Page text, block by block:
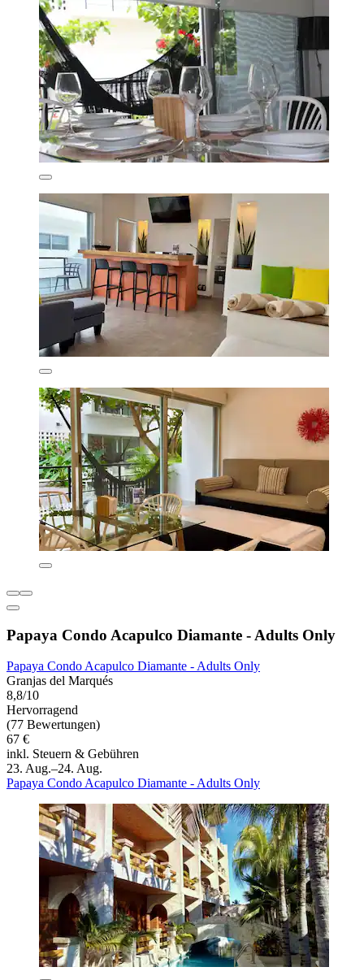
Papaya Condo Acapulco Diamante - Adults Only
Papaya Condo Acapulco Diamante - Adults Only
Granjas del Marqués
8,8/10
Hervorragend
(77 Bewertungen)
67 €
inkl. Steuern & Gebühren
23. Aug.–24. Aug.
Papaya Condo Acapulco Diamante - Adults Only